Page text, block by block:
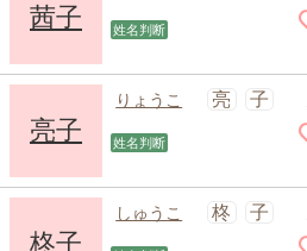
茜子 姓名判断
亮子
りょうこ 亮 子
姓名判断
柊子
しゅうこ 柊 子